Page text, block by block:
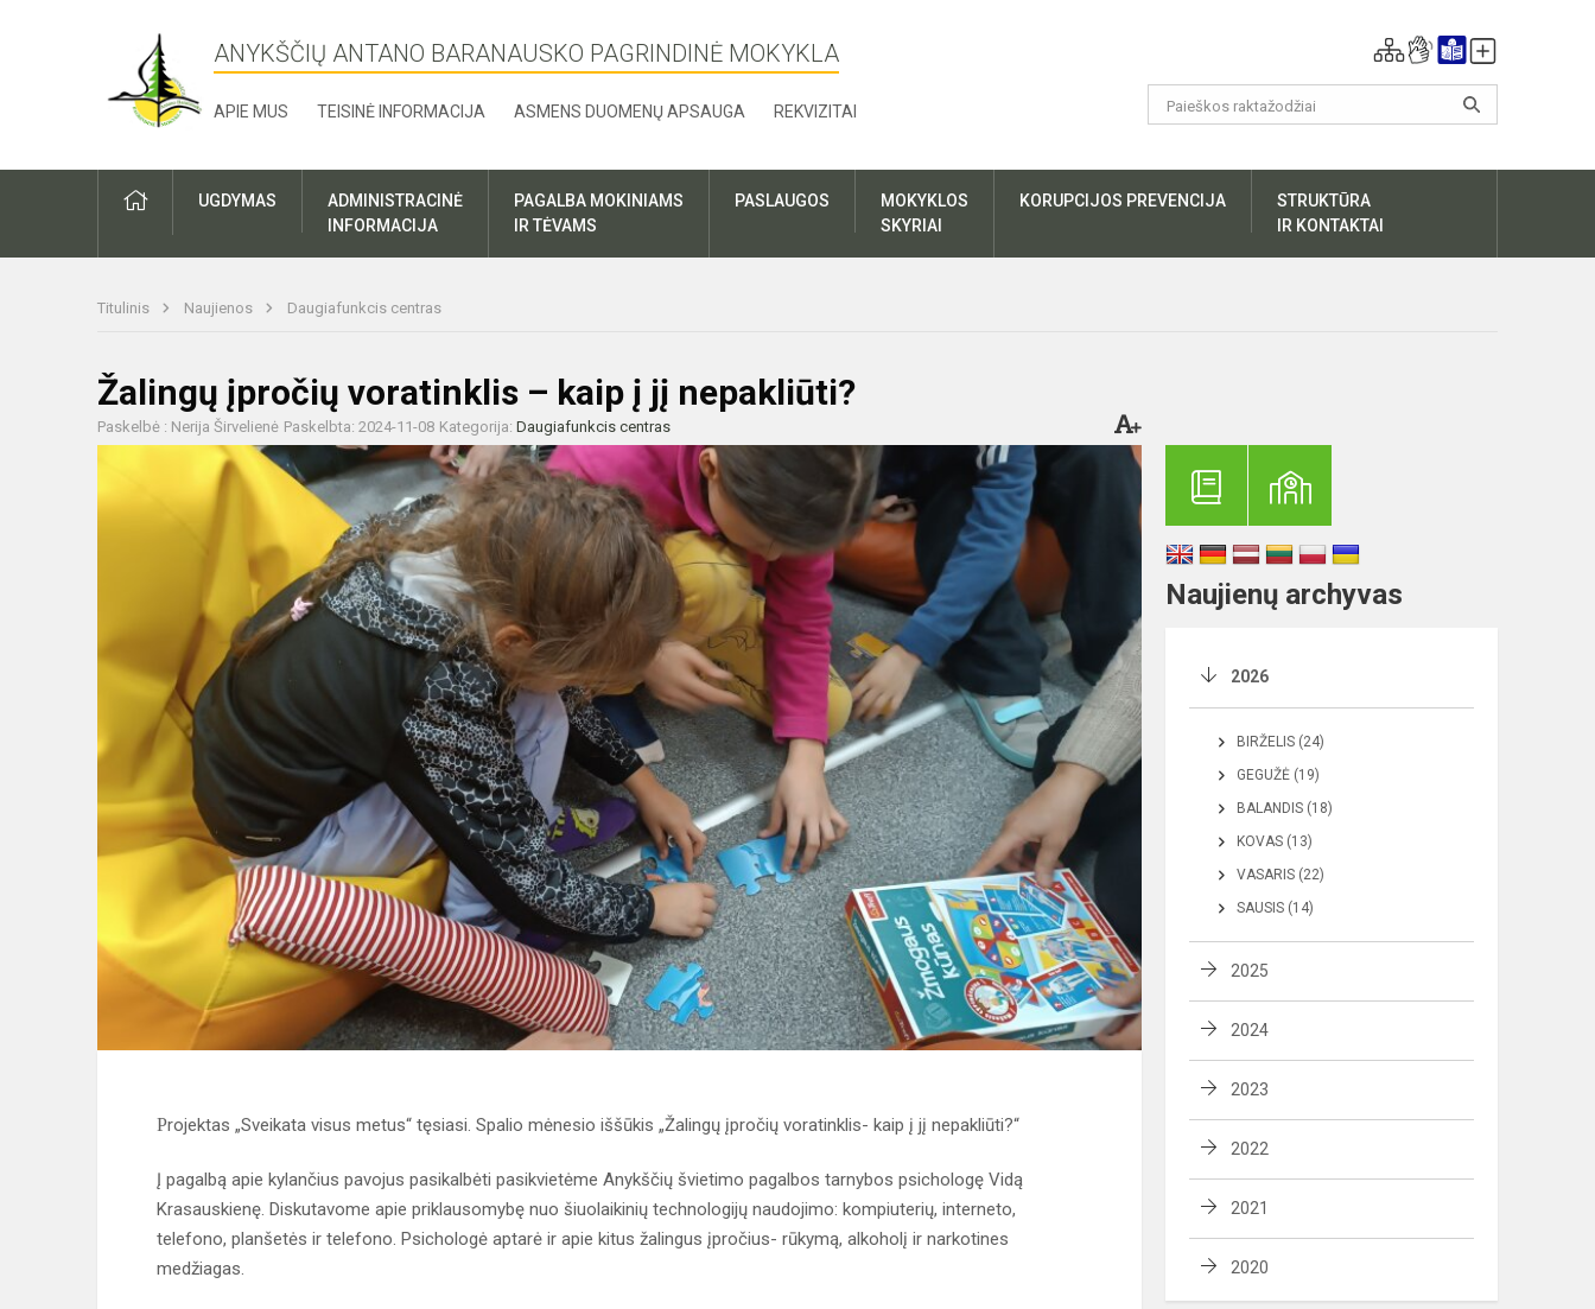
ANYKŠČIŲ ANTANO BARANAUSKO PAGRINDINĖ MOKYKLA
APIE MUS TEISINĖ INFORMACIJA ASMENS DUOMENŲ APSAUGA REKVIZITAI
UGDYMAS
ADMINISTRACINĖ
INFORMACIJA
PAGALBA MOKINIAMS
IR TĖVAMS
PASLAUGOS
MOKYKLOS
SKYRIAI
KORUPCIJOS PREVENCIJA
STRUKTŪRA
IR KONTAKTAI
Titulinis Naujienos Daugiafunkcis centras
Žalingų įpročių voratinklis – kaip į jį nepakliūti?
Paskelbė : Nerija Širvelienė Paskelbta: 2024-11-08 Kategorija: Daugiafunkcis centras
Projektas „Sveikata visus metus“ tęsiasi. Spalio mėnesio iššūkis „Žalingų įpročių voratinklis- kaip į jį nepakliūti?“
Į pagalbą apie kylančius pavojus pasikalbėti pasikvietėme Anykščių švietimo pagalbos tarnybos psichologę Vidą
Krasauskienę. Diskutavome apie priklausomybę nuo šiuolaikinių technologijų naudojimo: kompiuterių, interneto,
telefono, planšetės ir telefono. Psichologė aptarė ir apie kitus žalingus įpročius- rūkymą, alkoholį ir narkotines
medžiagas.
Naujienų archyvas
2026
BIRŽELIS (24)
GEGUŽĖ (19)
BALANDIS (18)
KOVAS (13)
VASARIS (22)
SAUSIS (14)
2025
2024
2023
2022
2021
2020